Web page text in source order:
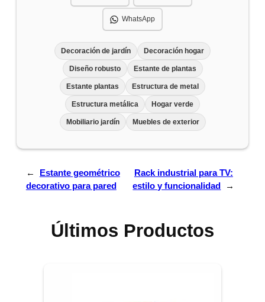
WhatsApp
Decoración de jardín Decoración hogar
Diseño robusto Estante de plantas
Estante plantas Estructura de metal
Estructura metálica Hogar verde
Mobiliario jardín Muebles de exterior
←
Estante geométrico
decorativo para pared
Rack industrial para TV:
estilo y funcionalidad
→
Últimos Productos